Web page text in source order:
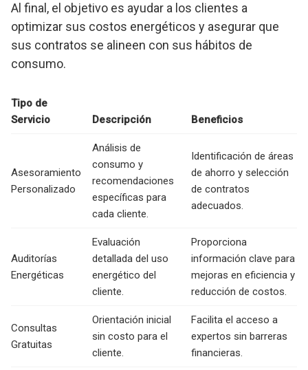
Al final, el objetivo es ayudar a los clientes a
optimizar sus costos energéticos y asegurar que
sus contratos se alineen con sus hábitos de
consumo.
Tipo de
Servicio
Descripción Beneficios
Asesoramiento
Personalizado
Análisis de
consumo y
recomendaciones
específicas para
cada cliente.
Identificación de áreas
de ahorro y selección
de contratos
adecuados.
Auditorías
Energéticas
Evaluación
detallada del uso
energético del
cliente.
Proporciona
información clave para
mejoras en eficiencia y
reducción de costos.
Consultas
Gratuitas
Orientación inicial
sin costo para el
cliente.
Facilita el acceso a
expertos sin barreras
financieras.